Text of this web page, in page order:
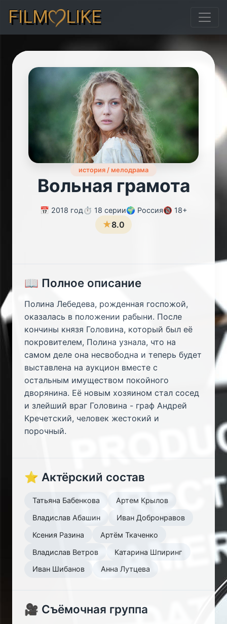
FILM LIKE
история / мелодрама
Вольная грамота
📅 2018 год⏱️ 18 серии🌍 Россия🔞 18+
★8.0
📖 Полное описание
Полина Лебедева, рожденная госпожой,
оказалась в положении рабыни. После
кончины князя Головина, который был её
покровителем, Полина узнала, что на
самом деле она несвободна и теперь будет
выставлена на аукцион вместе с
остальным имуществом покойного
дворянина. Её новым хозяином стал сосед
и злейший враг Головина - граф Андрей
Кречетский, человек жестокий и
порочный.
⭐ Актёрский состав
Татьяна Бабенкова
Артем Крылов
Владислав Абашин
Иван Добронравов
Ксения Разина
Артём Ткаченко
Владислав Ветров
Катарина Шпиринг
Иван Шибанов
Анна Лутцева
🎥 Съёмочная группа